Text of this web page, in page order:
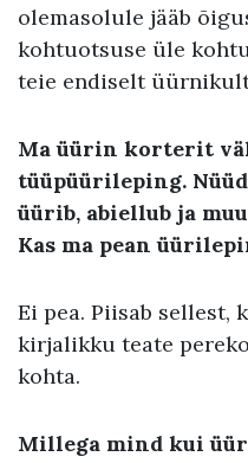
olemasolule jääb
kohtuotsuse üle
teie endiselt
Ma üürin korterit
tüüpüürileping.
üürib, abiellub ja
Kas ma pean
Ei pea. Piisab sellest,
kirjalikku teate
kohta.
Millega mind kui